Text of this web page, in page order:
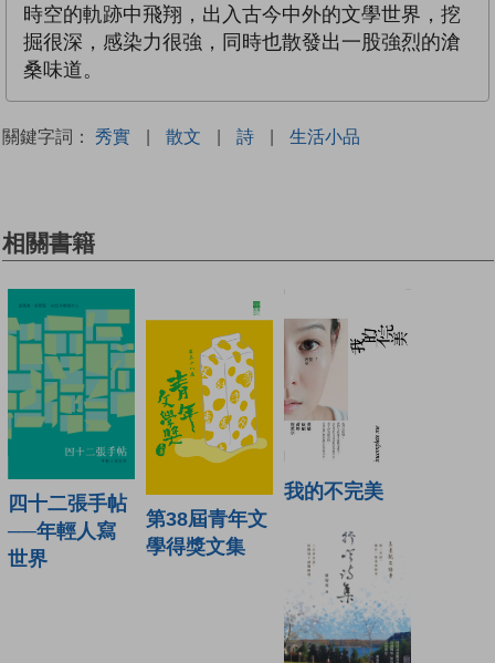
時空的軌跡中飛翔，出入古今中外的文學世界，挖
掘很深，感染力很強，同時也散發出一股強烈的滄
桑味道。
關鍵字詞： 秀實 | 散文 | 詩 | 生活小品
相關書籍
四十二張手帖
──年輕人寫
世界
第38屆青年文
學得獎文集
我的不完美